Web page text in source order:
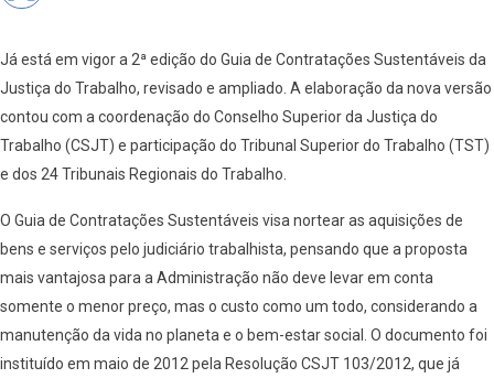
Já está em vigor a 2ª edição do Guia de Contratações Sustentáveis da
Justiça do Trabalho, revisado e ampliado. A elaboração da nova versão
contou com a coordenação do Conselho Superior da Justiça do
Trabalho (CSJT) e participação do Tribunal Superior do Trabalho (TST)
e dos 24 Tribunais Regionais do Trabalho.
O Guia de Contratações Sustentáveis visa nortear as aquisições de
bens e serviços pelo judiciário trabalhista, pensando que a proposta
mais vantajosa para a Administração não deve levar em conta
somente o menor preço, mas o custo como um todo, considerando a
manutenção da vida no planeta e o bem-estar social. O documento foi
instituído em maio de 2012 pela Resolução CSJT 103/2012, que já